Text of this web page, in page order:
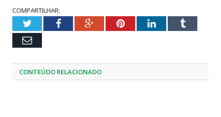
COMPARTILHAR:
TwitterFacebookGoogle+PinterestLinkedInTumblr
Email
CONTEÚDO RELACIONADO